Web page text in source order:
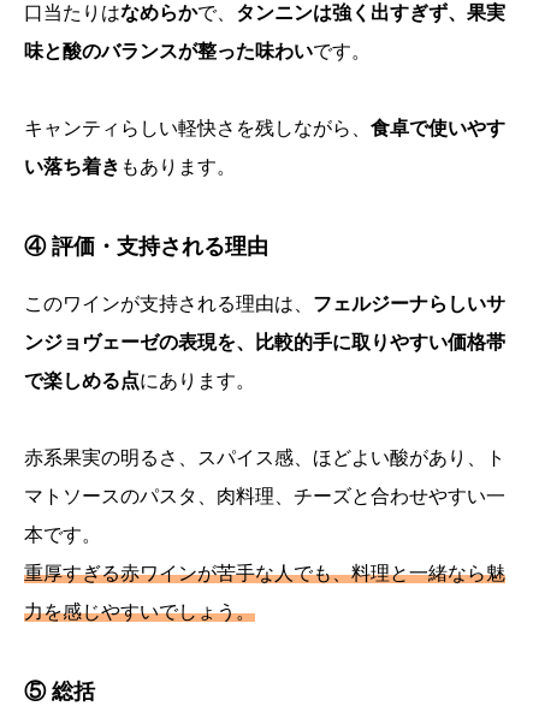
口当たりはなめらかで、 タンニンは強く出すぎず、果実
味と酸のバランスが整った味わいです。
キャンティらしい軽快さを残しながら、 食卓で使いやす
い落ち着き もあります。
④ 評価・支持される理由
このワインが支持される理由は、 フェルジーナらしいサ
ンジョヴェーゼの表現を、比較的手に取りやすい価格帯
で楽しめる点にあります。
赤系果実の明るさ、スパイス感、ほどよい酸があり、ト
マトソースのパスタ、肉料理、チーズと合わせやすい一
本です。
重厚すぎる赤ワインが苦手な人でも、料理と一緒なら魅
力を感じやすいでしょう。
⑤ 総括